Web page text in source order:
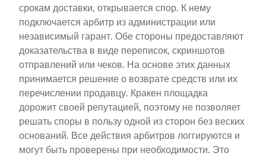
срокам доставки, открывается спор. К нему
подключается арбитр из администрации или
независимый гарант. Обе стороны предоставляют
доказательства в виде переписок, скриншотов
отправлений или чеков. На основе этих данных
принимается решение о возврате средств или их
перечислении продавцу. Кракен площадка
дорожит своей репутацией, поэтому не позволяет
решать споры в пользу одной из сторон без веских
оснований. Все действия арбитров логгируются и
могут быть проверены при необходимости. Это